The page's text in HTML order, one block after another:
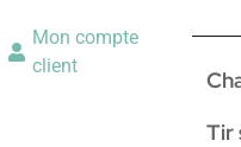
Mon compte
client
Tir